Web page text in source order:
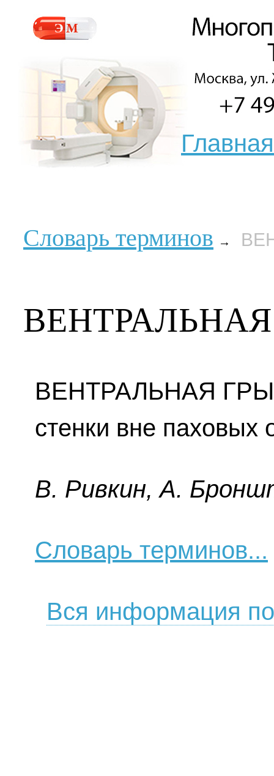
Главная
Словарь терминов →
ВЕНТРАЛЬНАЯ
стенки вне паховых
B. Pивкин, A.
Словарь терминов...
Вся информация